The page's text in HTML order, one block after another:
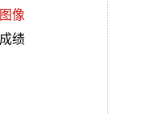
像
绩